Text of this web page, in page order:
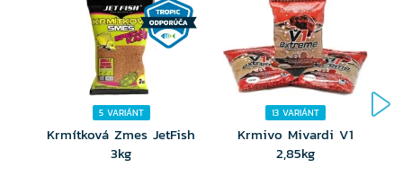
5 VARIÁNT
Krmítková Zmes JetFish
3kg
13 VARIÁNT
Krmivo Mivardi V1
2,85kg